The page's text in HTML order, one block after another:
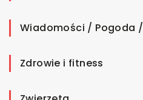
Wiadomości / Pogoda
Zdrowie i fitness